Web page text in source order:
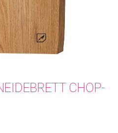
CHOP-